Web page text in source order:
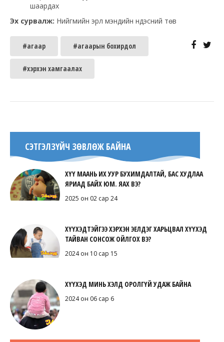
шаардах
Эх сурвалж: Нийгмийн эрүүл мэндийн үндэсний төв
#агаар #агаарын бохирдол
#хэрхэн хамгаалах
СЭТГЭЛЗҮЙЧ ЗӨВЛӨЖ БАЙНА
ХҮҮ МААНЬ ИХ УУР БУХИМДАЛТАЙ, БАС ХУДЛАА
ЯРИАД БАЙХ ЮМ. ЯАХ ВЭ?
2025 он 02 сар 24
ХҮҮХЭДТЭЙГЭЭ ХЭРХЭН ЭЕЛДЭГ ХАРЬЦВАЛ ХҮҮХЭД
ТАЙВАН СОНСОЖ ОЙЛГОХ ВЭ?
2024 он 10 сар 15
ХҮҮХЭД МИНЬ ХЭЛД ОРОЛГҮЙ УДАЖ БАЙНА
2024 он 06 сар 6